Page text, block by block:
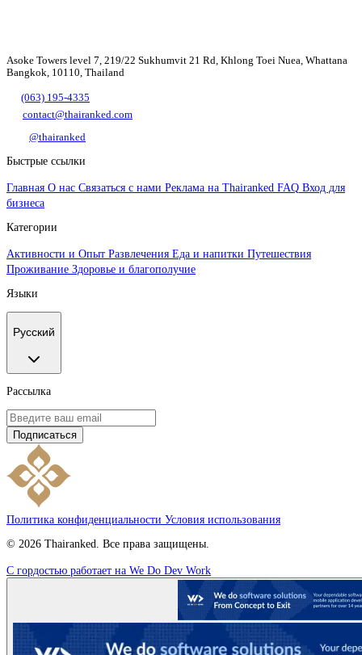
Asoke Towers level 7, 219/22 Sukhumvit 21 Rd, Khlong Toei Nuea, Whattana
Bangkok, 10110, Thailand
(063) 195-4335
contact@thairanked.com
@thairanked
Быстрые ссылки
Главная О нас Связаться с нами Реклама на Thairanked FAQ Вход для
бизнеса
Категории
Активности и Опыт Развлечения Еда и напитки Путешествия
Проживание Здоровье и благополучие
Языки
Русский
Рассылка
Подписаться
Политика конфиденциальности Условия использования
© 2026 Thairanked. Все права защищены.
С гордостью работает на We Do Dev Work